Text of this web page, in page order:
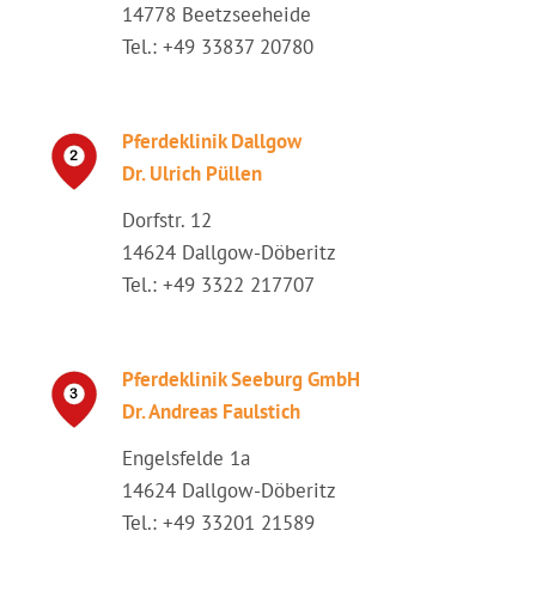
14778 Beetzseeheide
Tel.: +49 33837 20780
Pferdeklinik Dallgow
Dr. Ulrich Püllen
Dorfstr. 12
14624 Dallgow-Döberitz
Tel.: +49 3322 217707
Pferdeklinik Seeburg GmbH
Dr. Andreas Faulstich
Engelsfelde 1a
14624 Dallgow-Döberitz
Tel.: +49 33201 21589